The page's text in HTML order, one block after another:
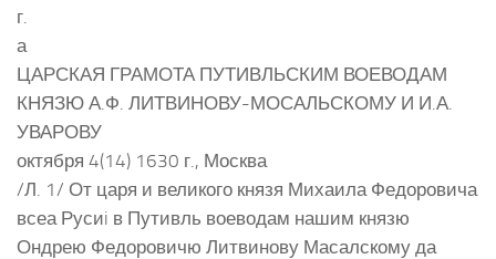
г.
а
ЦАРСКАЯ ГРАМОТА ПУТИВЛЬСКИМ ВОЕВОДАМ
КНЯЗЮ А.Ф. ЛИТВИНОВУ-МОСАЛЬСКОМУ И И.А.
УВАРОВУ
октября 4(14) 1630 г., Москва
/Л. 1/ От царя и великого князя Михаила Федоровича
всеа Русиi в Путивль воеводам нашим князю
Ондрею Федоровичю Литвинову Масалскому да